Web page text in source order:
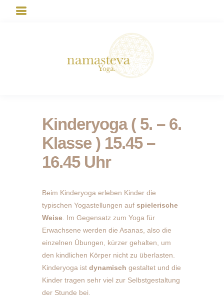
Kinderyoga ( 5. – 6.
Klasse ) 15.45 –
16.45 Uhr
Beim Kinderyoga erleben Kinder die
typischen Yogastellungen auf spielerische
Weise . Im Gegensatz zum Yoga für
Erwachsene werden die Asanas, also die
einzelnen Übungen, kürzer gehalten, um
den kindlichen Körper nicht zu überlasten.
Kinderyoga ist dynamisch gestaltet und die
Kinder tragen sehr viel zur Selbstgestaltung
der Stunde bei.